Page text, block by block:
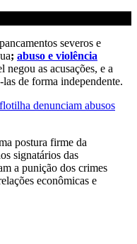
severos e
; abuso e violência
as acusações, e a
de forma independente.
denunciam abusos
postura firme da
signatários das
a punição dos crimes
econômicas e